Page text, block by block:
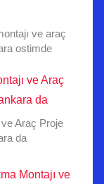
ve araç
ostimde
Araç Proje
da